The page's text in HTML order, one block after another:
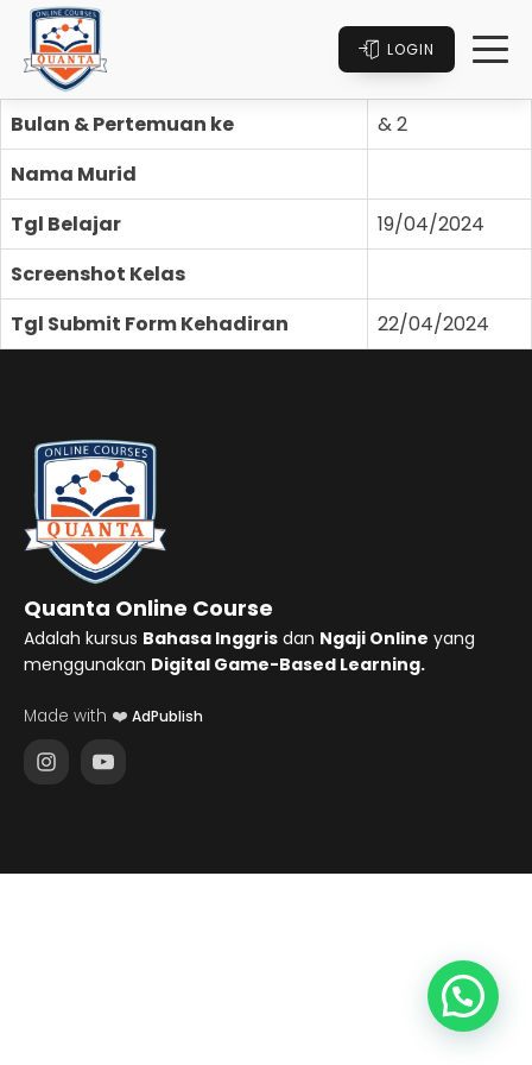
LOGIN
Bulan & Pertemuan ke
& 2
Nama Murid
Tgl Belajar
19/04/2024
Screenshot Kelas
Tgl Submit Form Kehadiran
22/04/2024
Quanta Online Course
Adalah kursus Bahasa Inggris dan Ngaji Online yang
menggunakan Digital Game-Based Learning.
Made with ❤️ AdPublish